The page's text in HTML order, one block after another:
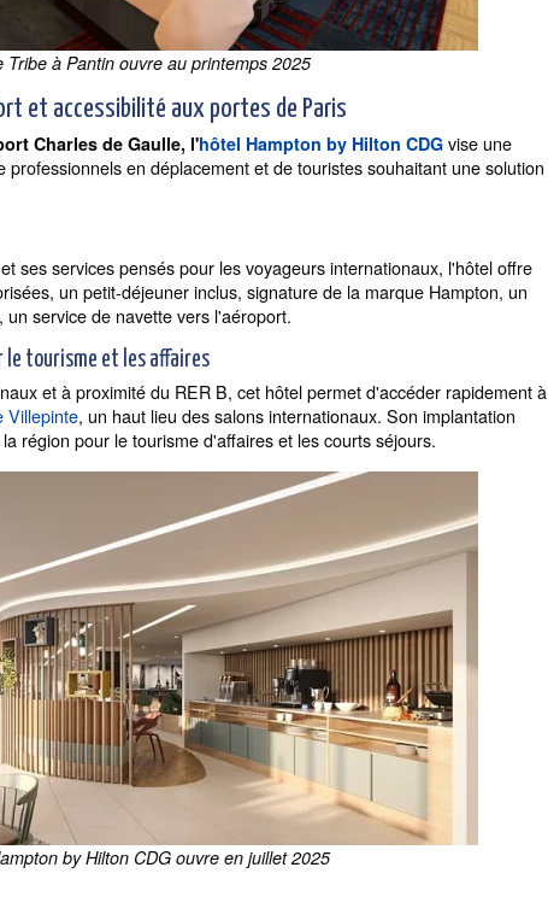
Tribe à Pantin ouvre au printemps 2025
et accessibilité aux portes de Paris
Charles de Gaulle, l'hôtel Hampton by Hilton CDG vise une
en déplacement et de touristes souhaitant une solution
ses services pensés pour les voyageurs internationaux, l'hôtel offre
un petit-déjeuner inclus, signature de la marque Hampton, un
service de navette vers l'aéroport.
le tourisme et les affaires
et à proximité du RER B, cet hôtel permet d'accéder rapidement à
Villepinte, un haut lieu des salons internationaux. Son implantation
région pour le tourisme d'affaires et les courts séjours.
by Hilton CDG ouvre en juillet 2025